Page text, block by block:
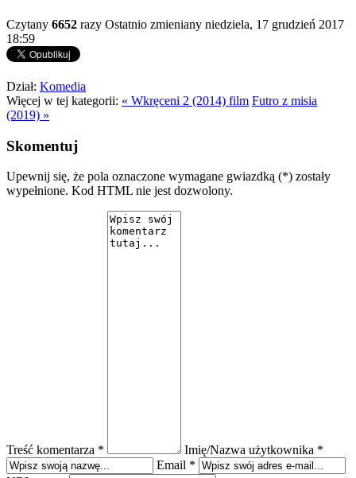
Czytany 6652 razy Ostatnio zmieniany niedziela, 17 grudzień 2017
18:59
Dział: Komedia
Więcej w tej kategorii: « Wkręceni 2 (2014) film Futro z misia
(2019) »
Skomentuj
Upewnij się, że pola oznaczone wymagane gwiazdką (*) zostały
wypełnione. Kod HTML nie jest dozwolony.
Treść komentarza *
Imię/Nazwa użytkownika *
Email *